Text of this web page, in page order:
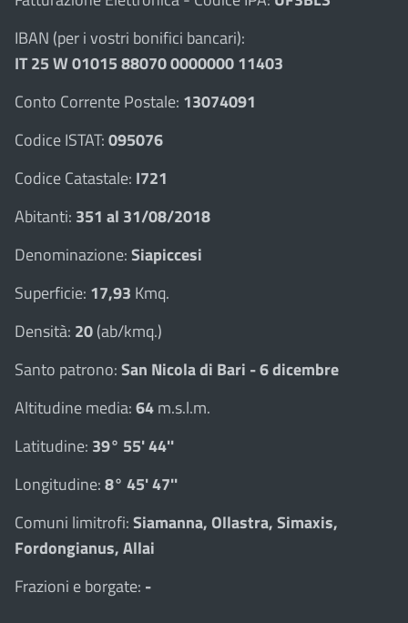
IBAN (per i vostri bonifici bancari):
IT 25 W 01015 88070 0000000 11403
Conto Corrente Postale: 13074091
Codice ISTAT:095076
Codice Catastale: I721
Abitanti: 351 al 31/08/2018
Denominazione:Siapiccesi
Superficie: 17,93 Kmq.
Densità: 20(ab/kmq.)
Santo patrono:San Nicola di Bari - 6 dicembre
Altitudine media:64m.s.l.m.
Latitudine: 39° 55' 44''
Longitudine:8° 45' 47''
Comuni limitrofi:Siamanna, Ollastra, Simaxis,
Fordongianus, Allai
Frazioni e borgate: -